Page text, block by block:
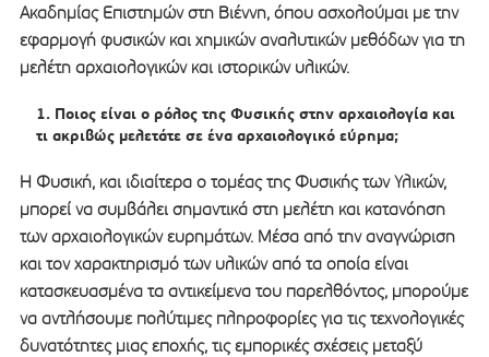
Ακαδημίας Επιστημών στη Βιέννη, όπου ασχολούμαι με την
εφαρμογή φυσικών και χημικών αναλυτικών μεθόδων για τη
μελέτη αρχαιολογικών και ιστορικών υλικών.
Ποιος είναι ο ρόλος της Φυσικής στην αρχαιολογία και
τι ακριβώς μελετάτε σε ένα αρχαιολογικό εύρημα;
Η Φυσική, και ιδιαίτερα ο τομέας της Φυσικής των Υλικών,
μπορεί να συμβάλει σημαντικά στη μελέτη και κατανόηση
των αρχαιολογικών ευρημάτων. Μέσα από την αναγνώριση
και τον χαρακτηρισμό των υλικών από τα οποία είναι
κατασκευασμένα τα αντικείμενα του παρελθόντος, μπορούμε
να αντλήσουμε πολύτιμες πληροφορίες για τις τεχνολογικές
δυνατότητες μιας εποχής, τις εμπορικές σχέσεις μεταξύ